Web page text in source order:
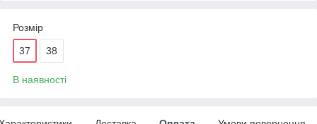
Розмір
37 38
В наявності